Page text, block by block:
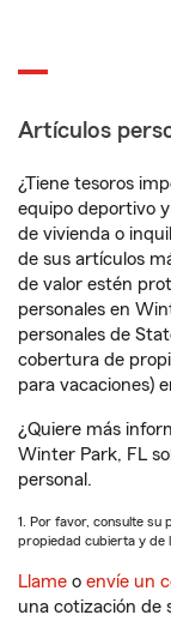
Artículos
¿Tiene tesoros
equipo deportivo
de vivienda o
de sus artículos
de valor estén
personales en
personales de
cobertura de
para vacaciones)
¿Quiere más
Winter Park, FL
personal.
1. Por favor, consulte su
propiedad cubierta y de
Llame o envíe un
una cotización de